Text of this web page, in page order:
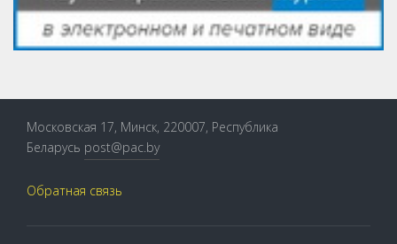
Московская 17, Минск, 220007, Республика
Беларусь post@pac.by
Обратная связь